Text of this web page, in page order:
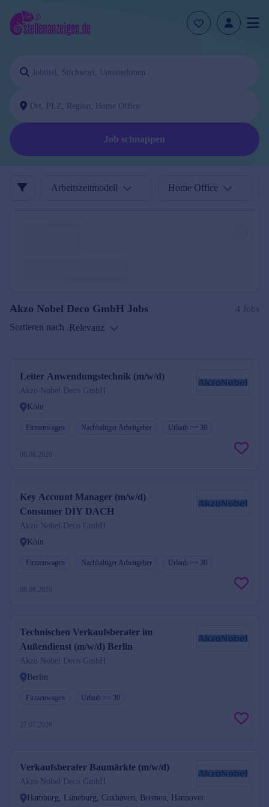
Job schnappen
Arbeitszeitmodell Home Office
Akzo Nobel Deco GmbH Jobs
4 Jobs
Sortieren nach Relevanz
Leiter Anwendungstechnik (m/w/d)
Akzo Nobel Deco GmbH
Köln
Firmenwagen Nachhaltiger Arbeitgeber Urlaub >= 30
08.08.2026
Key Account Manager (m/w/d)
Consumer DIY DACH
Akzo Nobel Deco GmbH
Köln
Firmenwagen Nachhaltiger Arbeitgeber Urlaub >= 30
08.08.2026
Technischen Verkaufsberater im
Außendienst (m/w/d) Berlin
Akzo Nobel Deco GmbH
Berlin
Firmenwagen Urlaub >= 30
27.07.2026
Verkaufsberater Baumärkte (m/w/d)
Akzo Nobel Deco GmbH
Hamburg, Lüneburg, Cuxhaven, Bremen, Hannover